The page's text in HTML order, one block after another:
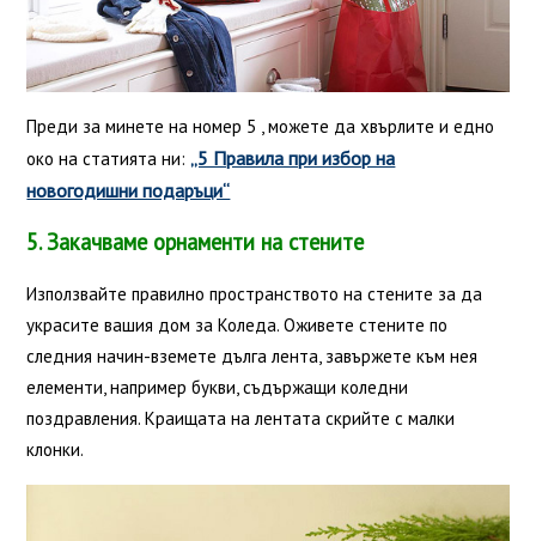
Преди за минете на номер 5 , можете да хвърлите и едно
око на статията ни: „5 Правила при избор на
новогодишни подаръци“
5. Закачваме орнаменти на стените
Използвайте правилно пространството на стените за да
украсите вашия дом за Коледа. Оживете стените по
следния начин-вземете дълга лента, завържете към нея
елементи, например букви, съдържащи коледни
поздравления. Краищата на лентата скрийте с малки
клонки.